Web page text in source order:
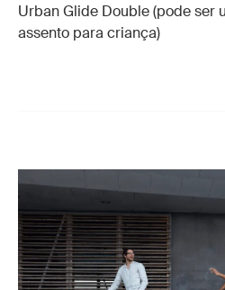
Urban Glide Double (pode ser
assento para criança)